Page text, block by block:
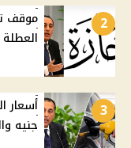
2
3
جنيه